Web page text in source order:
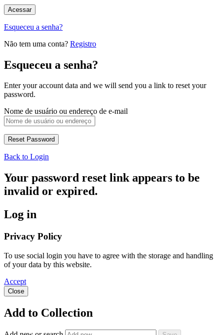
Esqueceu a senha?
Não tem uma conta? Registro
Esqueceu a senha?
Enter your account data and we will send you a link to reset your
password.
Nome de usuário ou endereço de e-mail
Back to Login
Your password reset link appears to be
invalid or expired.
Log in
Privacy Policy
To use social login you have to agree with the storage and handling
of your data by this website.
Accept
Close
Add to Collection